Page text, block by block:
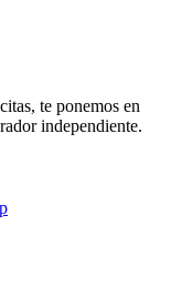
te ponemos en
independiente.